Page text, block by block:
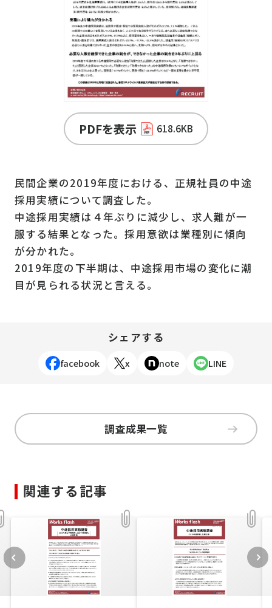
PDFを表示 618.6KB
民間企業の2019年度における、正規社員の中途
採用実績について調査した。
中途採用実績は４年ぶりに減少し、求人難が一
服する結果となった。採用意欲は業種別に傾向
が分かれた。
2019年度の下半期は、中途採用市場の変化に潮
目が見られる状況と言える。
シェアする
facebook x note LINE
調査成果一覧
関連する記事